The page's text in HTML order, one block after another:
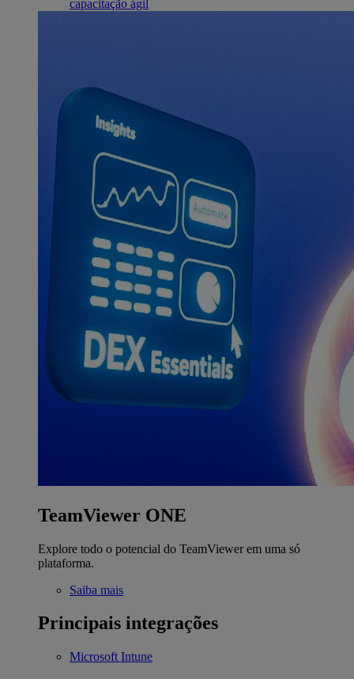
capacitação ágil
TeamViewer ONE
Explore todo o potencial do TeamViewer em uma só
plataforma.
Saiba mais
Principais integrações
Microsoft Intune